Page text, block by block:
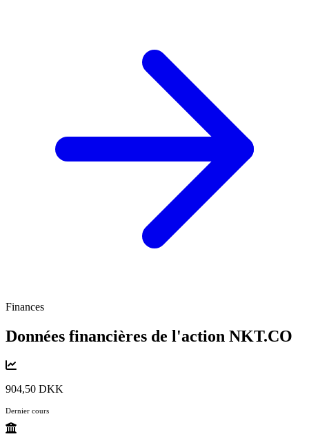
Finances
Données financières de l'action NKT.CO
904,50 DKK
Dernier cours